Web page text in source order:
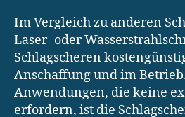
Im Vergleich zu anderen
Laser- oder
Schlagscheren
Anschaffung und im
Anwendungen, die keine
erfordern, ist die